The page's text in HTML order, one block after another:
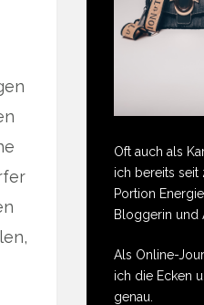
Oft auch als
ich bereits seit
Portion
Bloggerin und
Als Online-
ich die Ecken
genau.